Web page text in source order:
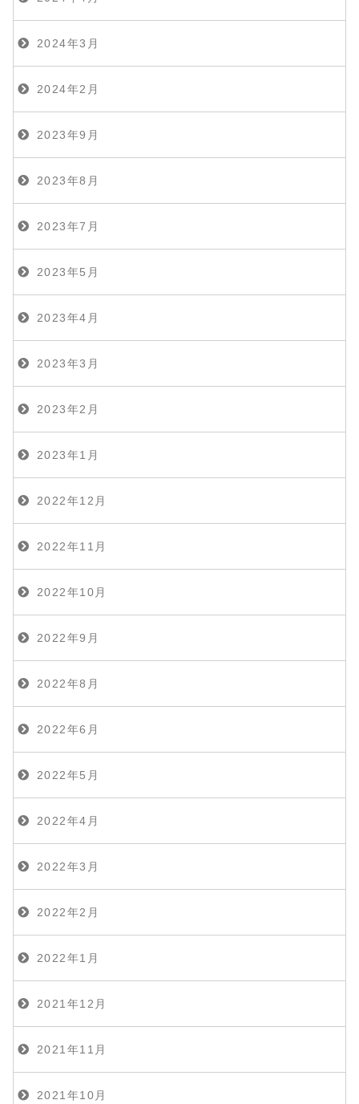
2024年3月
2024年2月
2023年9月
2023年8月
2023年7月
2023年5月
2023年4月
2023年3月
2023年2月
2023年1月
2022年12月
2022年11月
2022年10月
2022年9月
2022年8月
2022年6月
2022年5月
2022年4月
2022年3月
2022年2月
2022年1月
2021年12月
2021年11月
2021年10月